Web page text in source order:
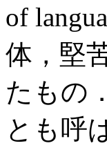
of
体，堅
たもの
とも呼